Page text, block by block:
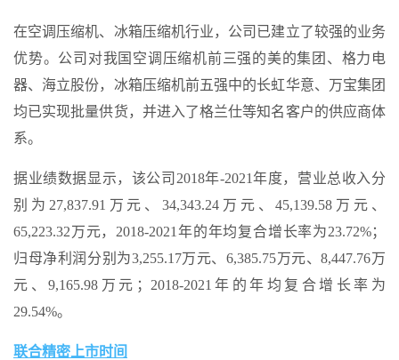
在空调压缩机、冰箱压缩机行业，公司已建立了较强的业务
优势。公司对我国空调压缩机前三强的美的集团、格力电
器、海立股份，冰箱压缩机前五强中的长虹华意、万宝集团
均已实现批量供货，并进入了格兰仕等知名客户的供应商体
系。
据业绩数据显示，该公司2018年-2021年度，营业总收入分
别为27,837.91万元、34,343.24万元、45,139.58万元、
65,223.32万元，2018-2021年的年均复合增长率为23.72%；
归母净利润分别为3,255.17万元、6,385.75万元、8,447.76万
元、9,165.98万元；2018-2021年的年均复合增长率为
29.54%。
联合精密上市时间